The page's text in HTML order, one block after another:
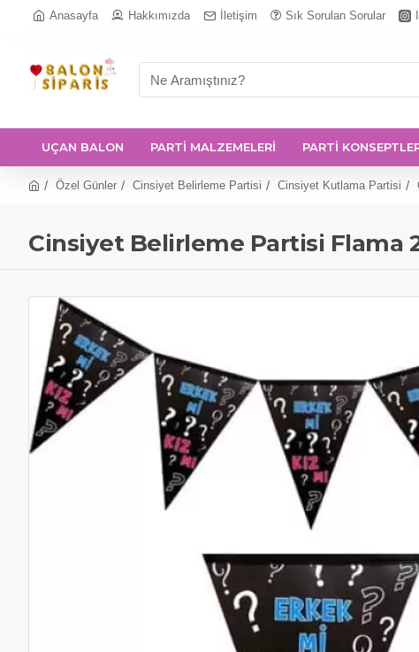
Anasayfa Hakkımızda İletişim Sık Sorulan Sorular
UÇAN BALON PARTİ MALZEMELERİ PARTİ
Özel Günler Cinsiyet Belirleme Partisi Cinsiyet Kutlama Partisi
Cinsiyet Belirleme Partisi Flama